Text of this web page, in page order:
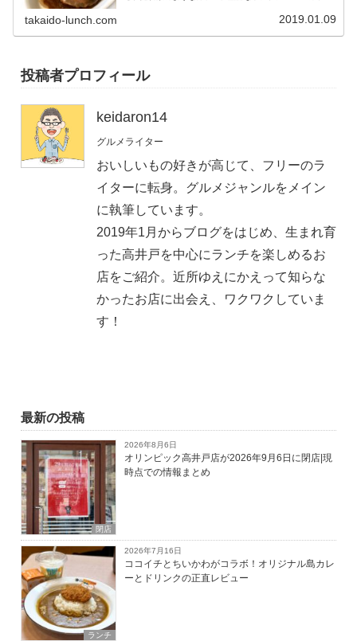
takaido-lunch.com 2019.01.09
投稿者プロフィール
keidaron14
グルメライター
おいしいもの好きが高じて、フリーのラ
イターに転身。グルメジャンルをメイン
に執筆しています。
2019年1月からブログをはじめ、生まれ育
った高井戸を中心にランチを楽しめるお
店をご紹介。近所ゆえにかえって知らな
かったお店に出会え、ワクワクしていま
す！
最新の投稿
閉店
2026年8月6日
オリンピック高井戸店が2026年9月6日に閉店|現
時点での情報まとめ
ランチ
2026年7月16日
ココイチとちいかわがコラボ！オリジナル島カレ
ーとドリンクの正直レビュー